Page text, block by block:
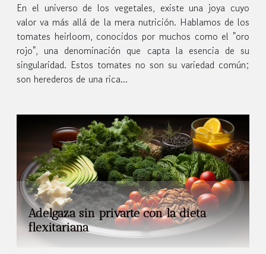
En el universo de los vegetales, existe una joya cuyo
valor va más allá de la mera nutrición. Hablamos de los
tomates heirloom, conocidos por muchos como el "oro
rojo", una denominación que capta la esencia de su
singularidad. Estos tomates no son su variedad común;
son herederos de una rica...
Adelgaza sin privarte con la dieta
flexitariana